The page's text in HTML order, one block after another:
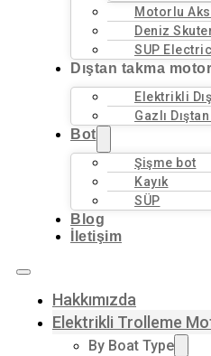
Motorlu
Deniz
SUP
Dıştan takma motor
Elektrikli
Gazlı
Bot
Şişme bot
Kayık
SÜP
Blog
İletişim
Hakkımızda
Elektrikli Trolleme
By Boat Type